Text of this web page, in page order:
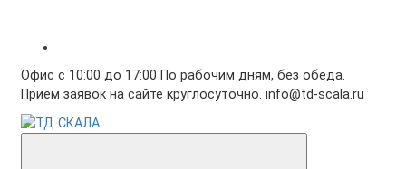
Офис с 10:00 до 17:00 По рабочим дням, без обеда.
Приём заявок на сайте круглосуточно. info@td-scala.ru